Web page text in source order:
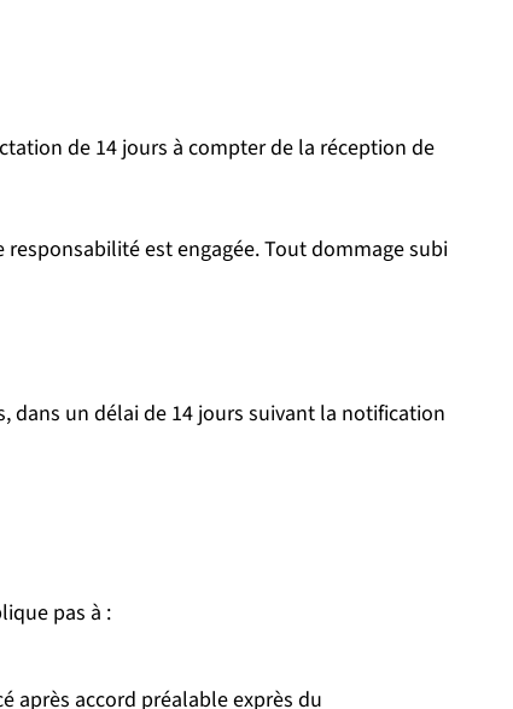
de 14 jours à compter de la réception de
est engagée. Tout dommage subi
dans un délai de 14 jours suivant la notification
pas à :
après accord préalable exprès du